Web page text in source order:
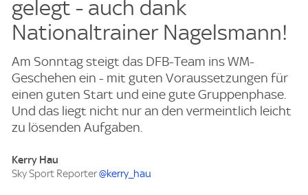
gelegt - auch dank
Nationaltrainer Nagelsmann!
Am Sonntag steigt das DFB-Team ins WM-
Geschehen ein - mit guten Voraussetzungen für
einen guten Start und eine gute Gruppenphase.
Und das liegt nicht nur an den vermeintlich leicht
zu lösenden Aufgaben.
Kerry Hau
Sky Sport Reporter@kerry_hau